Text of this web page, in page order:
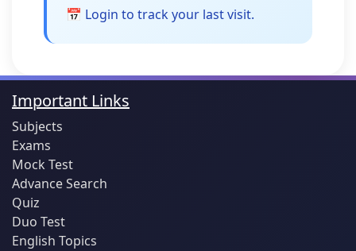
📅 Login to track your last visit.
Important Links
Subjects
Exams
Mock Test
Advance Search
Quiz
Duo Test
English Topics